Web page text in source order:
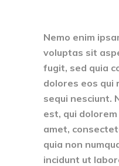
Nemo enim
voluptas sit
fugit, sed quia
dolores eos qui
sequi nesciunt.
est, qui
amet,
quia non
incidunt ut